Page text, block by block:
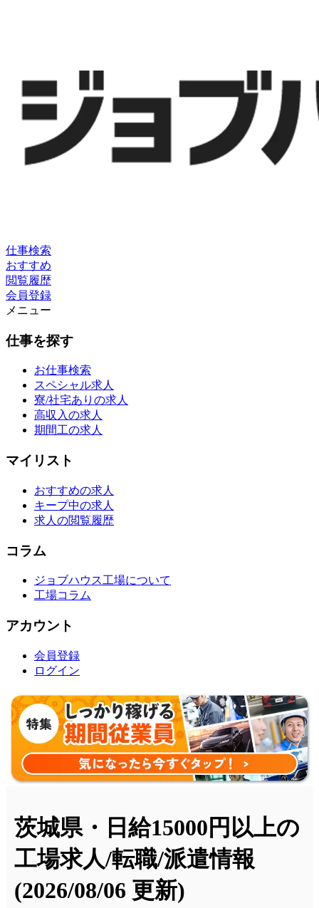
仕事検索
おすすめ
閲覧履歴
会員登録
メニュー
仕事を探す
お仕事検索
スペシャル求人
寮/社宅ありの求人
高収入の求人
期間工の求人
マイリスト
おすすめの求人
キープ中の求人
求人の閲覧履歴
コラム
ジョブハウス工場について
工場コラム
アカウント
会員登録
ログイン
茨城県・日給15000円以上の
工場求人/転職/派遣情報
(2026/08/06 更新)